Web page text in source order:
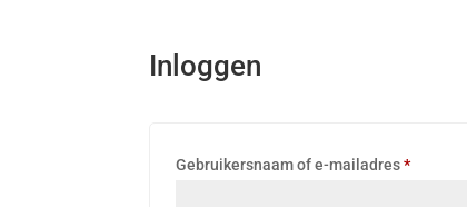
Inloggen
Gebruikersnaam of e-mailadres*Verplicht